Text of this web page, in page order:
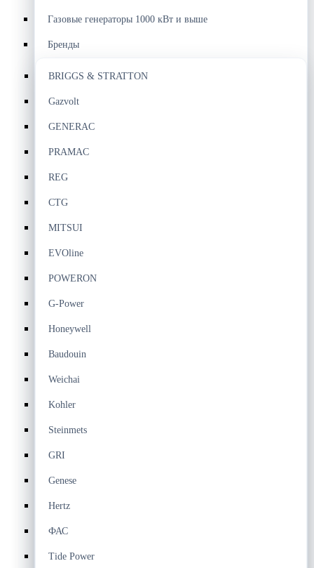
Газовые генераторы 1000 кВт и выше
Бренды
BRIGGS & STRATTON
Gazvolt
GENERAC
PRAMAC
REG
CTG
MITSUI
EVOline
POWERON
G-Power
Honeywell
Baudouin
Weichai
Kohler
Steinmets
GRI
Genese
Hertz
ФАС
Tide Power